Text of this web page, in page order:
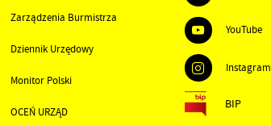
Zarządzenia Burmistrza
Dziennik Urzędowy
Monitor Polski
OCEŃ URZĄD
YouTube
Instagram
BIP